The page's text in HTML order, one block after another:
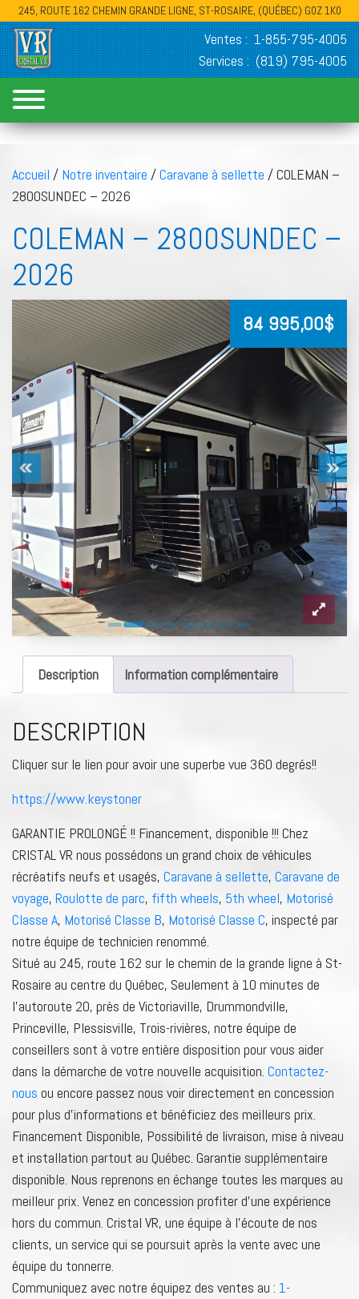
245, ROUTE 162 CHEMIN GRANDE LIGNE, ST-ROSAIRE, (QUÉBEC) G0Z 1K0
Ventes : 1-855-795-4005
Services : (819) 795-4005
Accueil / Notre inventaire /Caravane à sellette / COLEMAN –
2800SUNDEC – 2026
COLEMAN – 2800SUNDEC –
2026
84 995,00$
Description Information complémentaire
DESCRIPTION
Cliquer sur le lien pour avoir une superbe vue 360 degrés!!
https://www.keystoner
GARANTIE PROLONGÉ !! Financement, disponible !!! Chez
CRISTAL VR nous possédons un grand choix de véhicules
récréatifs neufs et usagés, Caravane à sellette, Caravane de
voyage, Roulotte de parc, fifth wheels, 5th wheel, Motorisé
Classe A, Motorisé Classe B, Motorisé Classe C, inspecté par
notre équipe de technicien renommé.
Situé au 245, route 162 sur le chemin de la grande ligne à St-
Rosaire au centre du Québec, Seulement à 10 minutes de
l’autoroute 20, près de Victoriaville, Drummondville,
Princeville, Plessisville, Trois-rivières, notre équipe de
conseillers sont à votre entière disposition pour vous aider
dans la démarche de votre nouvelle acquisition. Contactez-
nous ou encore passez nous voir directement en concession
pour plus d’informations et bénéficiez des meilleurs prix.
Financement Disponible, Possibilité de livraison, mise à niveau
et installation partout au Québec. Garantie supplémentaire
disponible. Nous reprenons en échange toutes les marques au
meilleur prix. Venez en concession profiter d’une expérience
hors du commun. Cristal VR, une équipe à l’écoute de nos
clients, un service qui se poursuit après la vente avec une
équipe du tonnerre.
Communiquez avec notre équipez des ventes au : 1-